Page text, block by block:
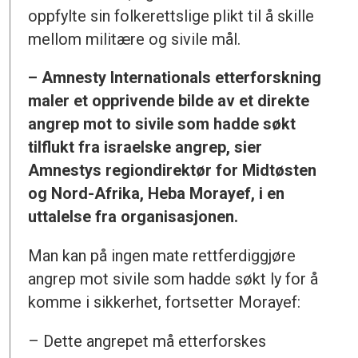
oppfylte sin folkerettslige plikt til å skille
mellom militære og sivile mål.
– Amnesty Internationals etterforskning
maler et opprivende bilde av et direkte
angrep mot to sivile som hadde søkt
tilflukt fra israelske angrep, sier
Amnestys regiondirektør for Midtøsten
og Nord-Afrika, Heba Morayef, i en
uttalelse fra organisasjonen.
Man kan på ingen mate rettferdiggjøre
angrep mot sivile som hadde søkt ly for å
komme i sikkerhet, fortsetter Morayef:
– Dette angrepet må etterforskes